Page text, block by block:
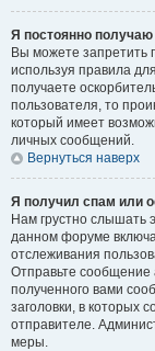
Я постоянно
Вы можете запретить
используя правила
получаете
пользователя, то
который имеет
личных сообщений.
Вернуться наверх
Я получил спам или
Нам грустно слышать
данном форуме
отслеживания
Отправьте сообщение
полученного вами
заголовки, в которых
отправителе.
меры.